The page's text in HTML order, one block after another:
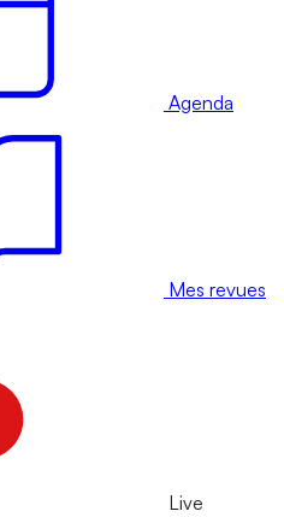
Agenda
Mes revues
Live